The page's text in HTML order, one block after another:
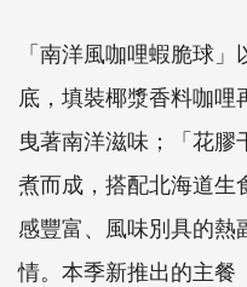
「南洋風咖哩蝦脆球
底，填裝椰漿香料咖
曳著南洋滋味；「花
煮而成，搭配北海道生
感豐富、風味別具的
情。本季新推出的主餐